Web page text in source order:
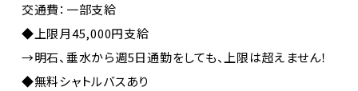
交通費：一部支給
◆上限月45,000円支給
→明石、垂水から週5日通勤をしても、上限は超えません！
◆無料シャトルバスあり